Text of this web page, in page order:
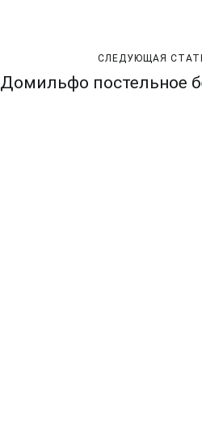
СЛЕДУЮЩАЯ
Домильфо постельное